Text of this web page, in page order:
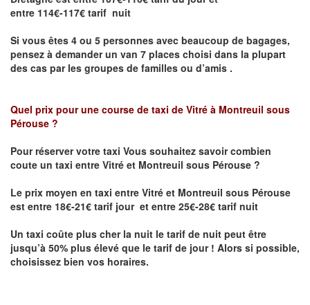
entre 114€-117€ tarif nuit
Si vous êtes 4 ou 5 personnes avec beaucoup de bagages,
pensez à demander un van 7 places choisi dans la plupart
des cas par les groupes de familles ou d’amis .
Quel prix pour une course de taxi de Vitré à Montreuil sous
Pérouse ?
Pour réserver votre taxi Vous souhaitez savoircombien
coute un taxi entre Vitré et Montreuil sous Pérouse ?
Le prix moyen en taxi entre Vitré et Montreuil sous Pérouse
est entre 18€-21€ tarif jour et entre 25€-28€ tarif nuit
Un taxi coûte plus cher la nuit le tarif de nuit peut être
jusqu’à 50% plus élevé que le tarif de jour ! Alors si possible,
choisissez bien vos horaires.